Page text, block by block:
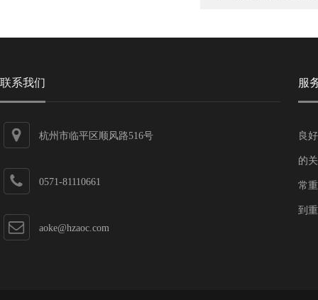
联系我们
杭州市临平区顺风路516号
0571-81110661
aoke@hzaoc.com
服
良
的
常
到